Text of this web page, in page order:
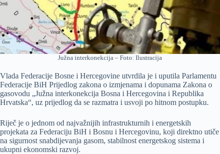
Južna interkonekcija – Foto: Ilustracija
Vlada Federacije Bosne i Hercegovine utvrdila je i uputila Parlamentu
Federacije BiH Prijedlog zakona o izmjenama i dopunama Zakona o
gasovodu „Južna interkonekcija Bosna i Hercegovina i Republika
Hrvatska“, uz prijedlog da se razmatra i usvoji po hitnom postupku.
Riječ je o jednom od najvažnijih infrastrukturnih i energetskih
projekata za Federaciju BiH i Bosnu i Hercegovinu, koji direktno utiče
na sigurnost snabdijevanja gasom, stabilnost energetskog sistema i
ukupni ekonomski razvoj.